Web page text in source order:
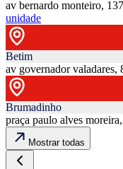
av bernardo monteiro,
unidade
Betim
av governador valadares,
Brumadinho
praça paulo alves
Mostrar todas